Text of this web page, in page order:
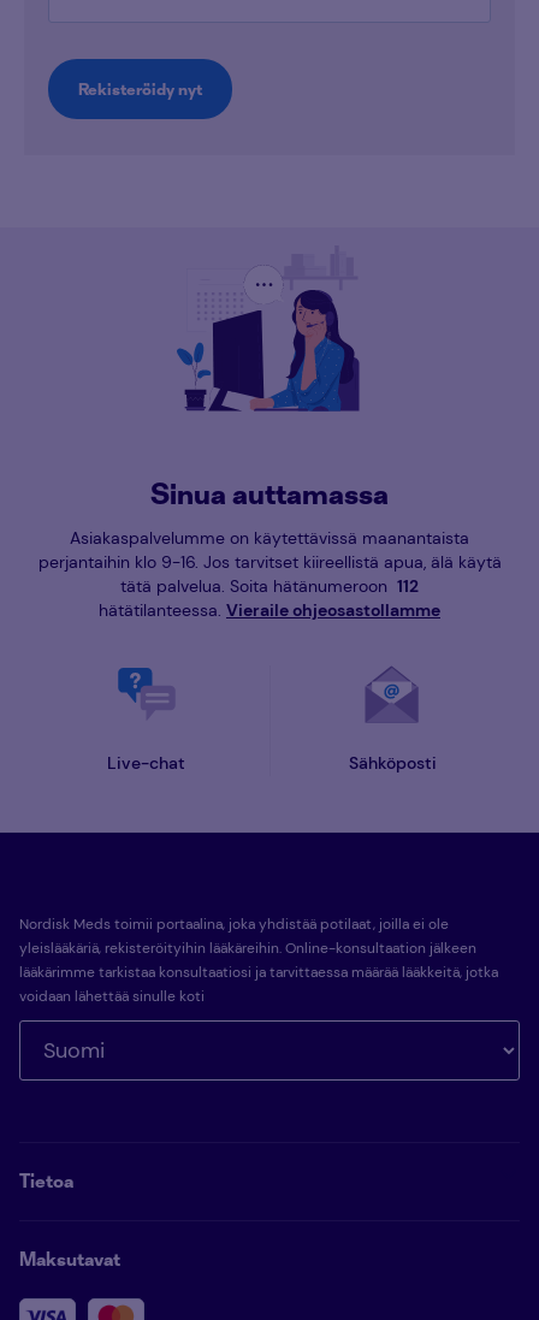
Rekisteröidy nyt
Sinua auttamassa
Asiakaspalvelumme on käytettävissä maanantaista
perjantaihin klo 9-16. Jos tarvitset kiireellistä apua, älä käytä
tätä palvelua. Soita hätänumeroon 112
hätätilanteessa. Vieraile ohjeosastollamme
Live-chat Sähköposti
Nordisk Meds toimii portaalina, joka yhdistää potilaat, joilla ei ole
yleislääkäriä, rekisteröityihin lääkäreihin. Online-konsultaation jälkeen
lääkärimme tarkistaa konsultaatiosi ja tarvittaessa määrää lääkkeitä, jotka
voidaan lähettää sinulle koti
Tietoa
Maksutavat